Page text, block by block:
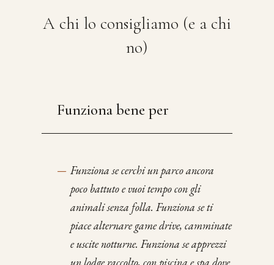
A chi lo consigliamo (e a chi
no)
Funziona bene per
— Funziona se cerchi un parco ancora
poco battuto e vuoi tempo con gli
animali senza folla. Funziona se ti
piace alternare game drive, camminate
e uscite notturne. Funziona se apprezzi
un lodge raccolto, con piscina e spa dove